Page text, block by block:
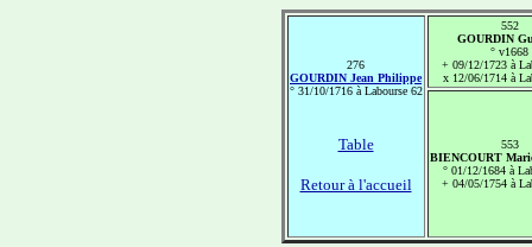
276
GOURDIN Jean Philippe
° 31/10/1716 à Labourse 62
Table
Retour à l'accueil
552
GOURDIN
° v1668
+ 09/12/1723 à
x 12/06/1714 à
553
BIENCOURT
° 01/12/1684 à
+ 04/05/1754 à